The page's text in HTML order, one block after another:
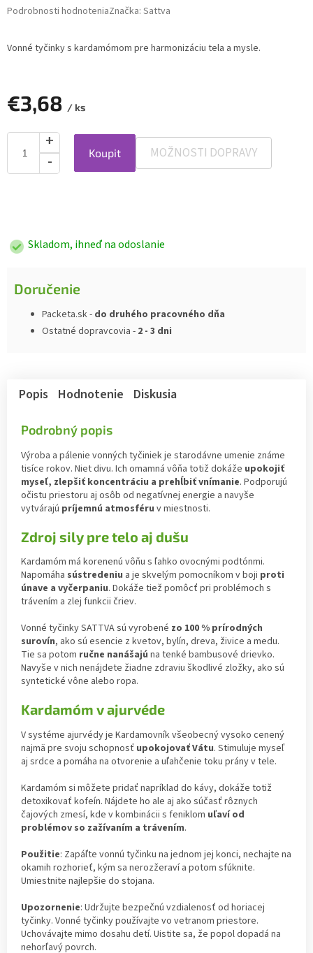
Podrobnosti hodnoteniaZnačka: Sattva
Vonné tyčinky s kardamómom pre harmonizáciu tela a mysle.
€3,68 / ks
Koupit MOŽNOSTI DOPRAVY
Skladom, ihneď na odoslanie
Doručenie
Packeta.sk - do druhého pracovného dňa
Ostatné dopravcovia - 2 - 3 dni
Popis Hodnotenie Diskusia
Podrobný popis
Výroba a pálenie vonných tyčiniek je starodávne umenie známe
tisíce rokov. Niet divu. Ich omamná vôňa totiž dokáže upokojiť
myseľ, zlepšiť koncentráciu a prehĺbiť vnímanie. Podporujú
očistu priestoru aj osôb od negatívnej energie a navyše
vytvárajú príjemnú atmosféru v miestnosti.
Zdroj sily pre telo aj dušu
Kardamóm má korenenú vôňu s ľahko ovocnými podtónmi.
Napomáha sústredeniu a je skvelým pomocníkom v boji proti
únave a vyčerpaniu. Dokáže tiež pomôcť pri problémoch s
trávením a zlej funkcii čriev.
Vonné tyčinky SATTVA sú vyrobené zo 100 % prírodných
surovín, ako sú esencie z kvetov, bylín, dreva, živice a medu.
Tie sa potom ručne nanášajú na tenké bambusové drievko.
Navyše v nich nenájdete žiadne zdraviu škodlivé zložky, ako sú
syntetické vône alebo ropa.
Kardamóm v ajurvéde
V systéme ajurvédy je Kardamovník všeobecný vysoko cenený
najmä pre svoju schopnosť upokojovaťVátu. Stimuluje myseľ
aj srdce a pomáha na otvorenie a uľahčenie toku prány v tele.
Kardamóm si môžete pridať napríklad do kávy, dokáže totiž
detoxikovať kofeín. Nájdete ho ale aj ako súčasť rôznych
čajových zmesí, kde v kombinácii s feniklom uľaví od
problémov so zažívaním a trávením.
Použitie: Zapáľte vonnú tyčinku na jednom jej konci, nechajte na
okamih rozhorieť, kým sa nerozžeraví a potom sfúknite.
Umiestnite najlepšie do stojana.
Upozornenie: Udržujte bezpečnú vzdialenosť od horiacej
tyčinky. Vonné tyčinky používajte vo vetranom priestore.
Uchovávajte mimo dosahu detí. Uistite sa, že popol dopadá na
nehorľavý povrch.